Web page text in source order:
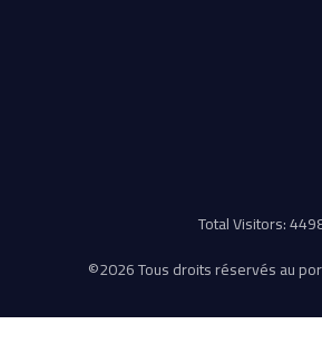
Total Visitors:
©2026 Tous droits réservés au